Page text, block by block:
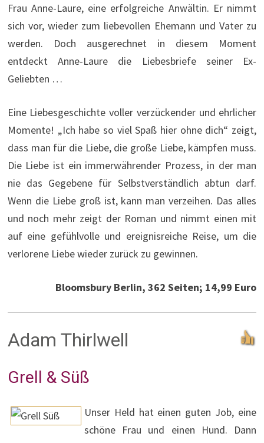
Frau Anne-Laure, eine erfolgreiche Anwältin. Er nimmt
sich vor, wieder zum liebevollen Ehemann und Vater zu
werden. Doch ausgerechnet in diesem Moment
entdeckt Anne-Laure die Liebesbriefe seiner Ex-
Geliebten …
Eine Liebesgeschichte voller verzückender und ehrlicher
Momente! „Ich habe so viel Spaß hier ohne dich“ zeigt,
dass man für die Liebe, die große Liebe, kämpfen muss.
Die Liebe ist ein immerwährender Prozess, in der man
nie das Gegebene für Selbstverständlich abtun darf.
Wenn die Liebe groß ist, kann man verzeihen. Das alles
und noch mehr zeigt der Roman und nimmt einen mit
auf eine gefühlvolle und ereignisreiche Reise, um die
verlorene Liebe wieder zurück zu gewinnen.
Bloomsbury Berlin, 362 Seiten; 14,99 Euro
Adam Thirlwell
Grell & Süß
Unser Held hat einen guten Job, eine
schöne Frau und einen Hund. Dann